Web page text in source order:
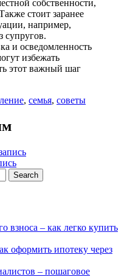
собственности,
стоит заранее
например,
супругов.
и осведомленность
избежать
этот важный шаг
, семья, советы
Search
взноса – как легко купить
оформить ипотеку через
– пошаговое